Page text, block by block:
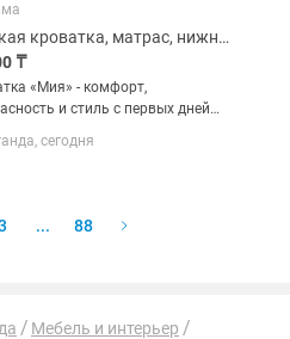
Детская кроватка, матрас, нижний ящик
₸
«Мия» - комфорт,
и стиль с первых дней
с заботой о спокойном сне
сегодня
... 88
Мебель и интерьер